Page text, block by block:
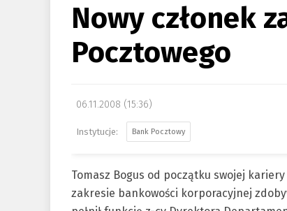
Nowy członek
Pocztowego
06.11.2008 (15:36)
Bank Pocztowy
Tomasz Bogus od początku swojej
zakresie bankowości korporacyjnej